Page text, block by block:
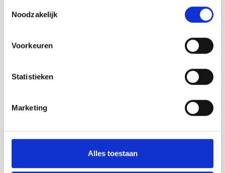
Noodzakelijk
Voorkeuren
Statistieken
Marketing
Alles toestaan